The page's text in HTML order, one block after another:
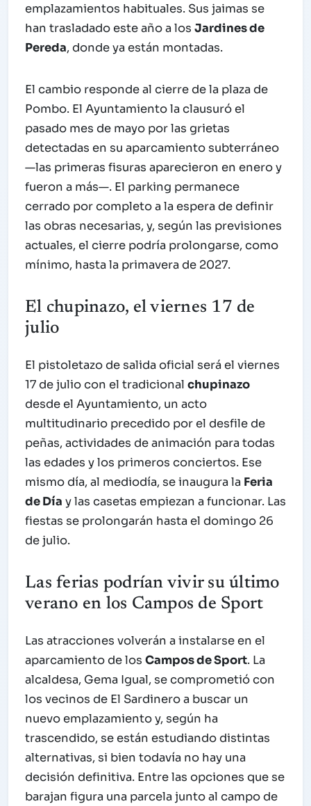
emplazamientos habituales. Sus jaimas se
han trasladado este año a los Jardines de
Pereda, donde ya están montadas.
El cambio responde al cierre de la plaza de
Pombo. El Ayuntamiento la clausuró el
pasado mes de mayo por las grietas
detectadas en su aparcamiento subterráneo
—las primeras fisuras aparecieron en enero y
fueron a más—. El parking permanece
cerrado por completo a la espera de definir
las obras necesarias, y, según las previsiones
actuales, el cierre podría prolongarse, como
mínimo, hasta la primavera de 2027.
El chupinazo, el viernes 17 de
julio
El pistoletazo de salida oficial será el viernes
17 de julio con el tradicional chupinazo
desde el Ayuntamiento, un acto
multitudinario precedido por el desfile de
peñas, actividades de animación para todas
las edades y los primeros conciertos. Ese
mismo día, al mediodía, se inaugura la Feria
de Día y las casetas empiezan a funcionar. Las
fiestas se prolongarán hasta el domingo 26
de julio.
Las ferias podrían vivir su último
verano en los Campos de Sport
Las atracciones volverán a instalarse en el
aparcamiento de los Campos de Sport. La
alcaldesa, Gema Igual, se comprometió con
los vecinos de El Sardinero a buscar un
nuevo emplazamiento y, según ha
trascendido, se están estudiando distintas
alternativas, si bien todavía no hay una
decisión definitiva. Entre las opciones que se
barajan figura una parcela junto al campo de